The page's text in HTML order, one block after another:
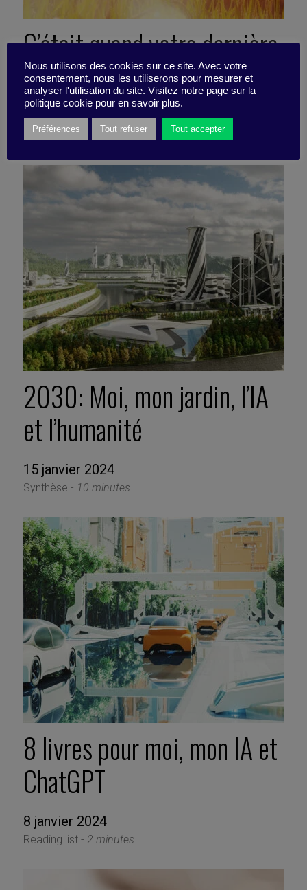
C’était quand votre dernière
brillante idée ?
12 février 2024
Pépite -2 minutes
2030: Moi, mon jardin, l’IA
et l’humanité
15 janvier 2024
Synthèse - 10 minutes
8 livres pour moi, mon IA et
ChatGPT
8 janvier 2024
Reading list - 2 minutes
Nous utilisons des cookies sur ce site. Avec votre
consentement, nous les utiliserons pour mesurer et
analyser l'utilisation du site. Visitez notre page sur la
politique cookie pour en savoir plus.
Préférences Tout refuser Tout accepter